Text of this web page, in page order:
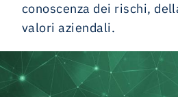
conoscenza dei rischi,
valori aziendali.